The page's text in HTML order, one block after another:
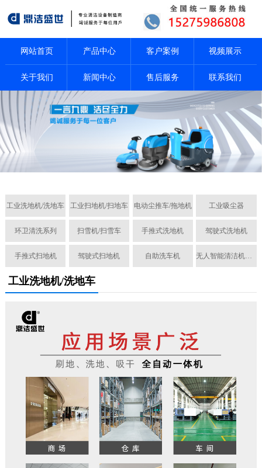
网站首页 产品中心 客户案例 视频展示
关于我们 新闻中心 售后服务 联系我们
工业洗地机/洗地车 工业扫地机/扫地车 电动尘推车/拖地机 工业吸尘器
环卫清洗系列 扫雪机/扫雪车 手推式洗地机 驾驶式洗地机
手推式扫地机 驾驶式扫地机 自助洗车机 无人智能清洁机器人
工业洗地机/洗地车